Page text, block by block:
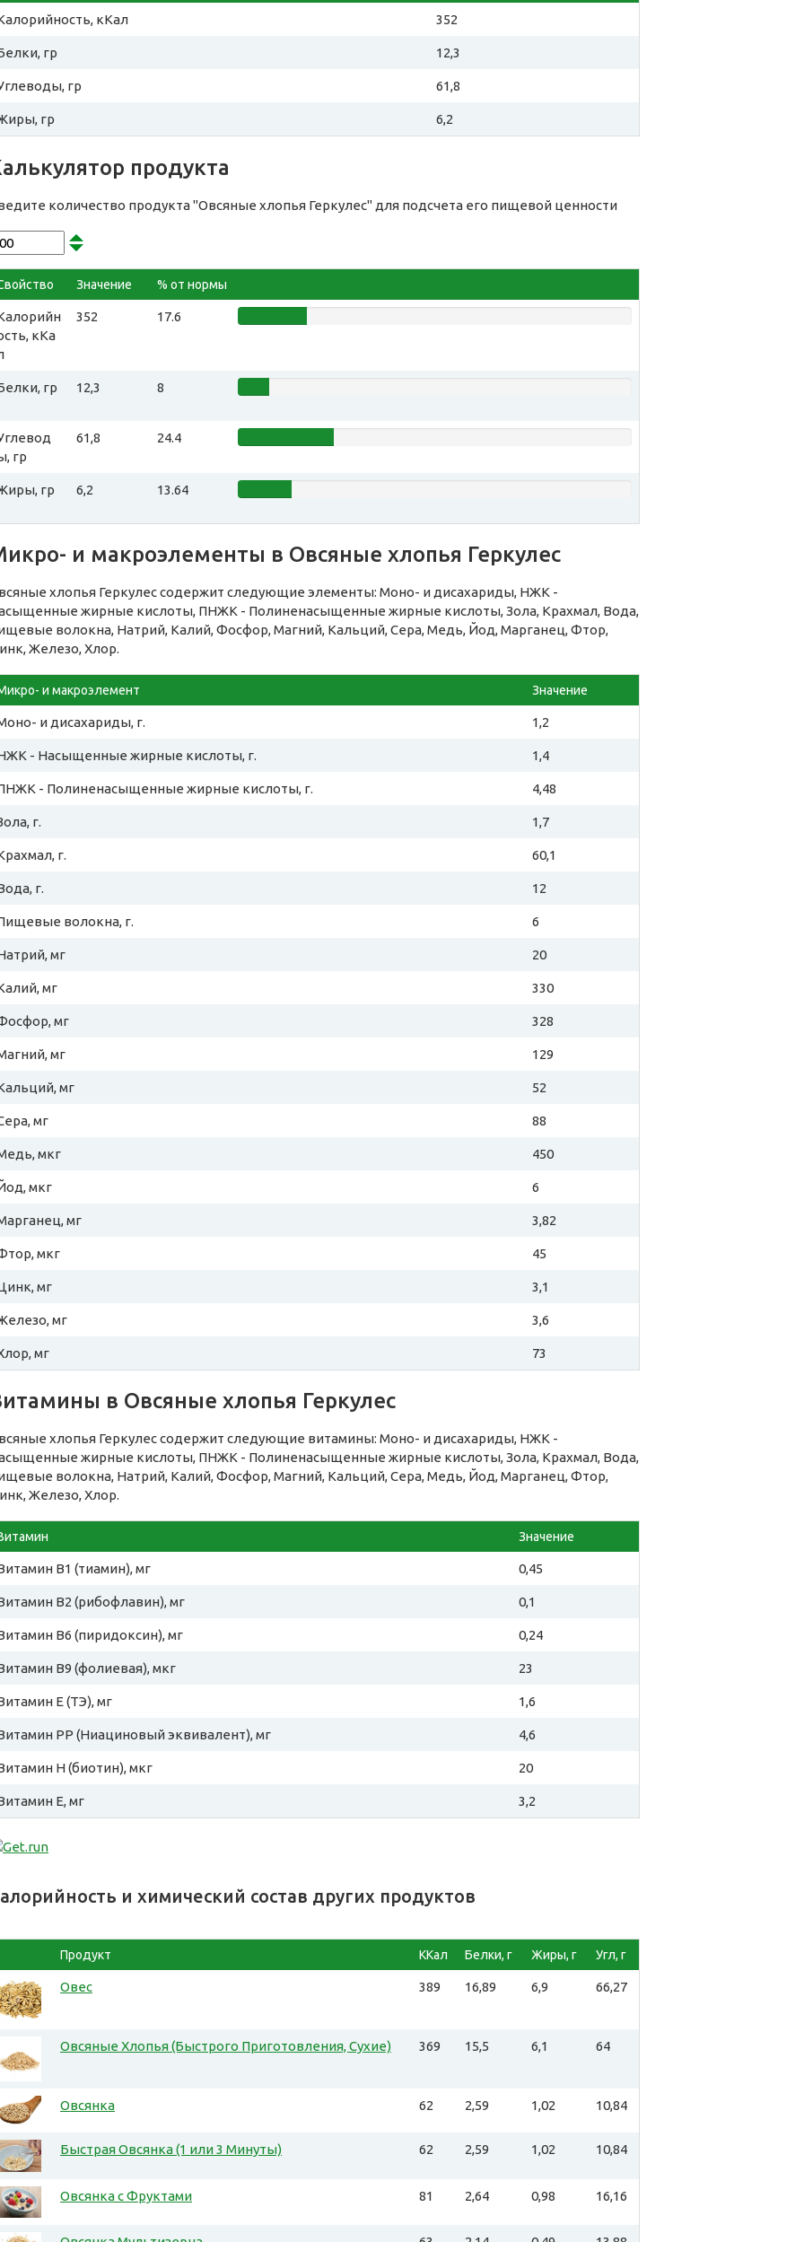
кКал 352
гр 12,3
гр 61,8
гр 6,2
продукта
количество продукта "Овсяные хлопья Геркулес" для подсчета его пищевой ценности
Значение % от нормы
кКа
352 17.6
гр 12,3 8
гр
61,8 24.4
гр 6,2 13.64
и макроэлементы в Овсяные хлопья Геркулес
хлопья Геркулес содержит следующие элементы: Моно- и дисахариды, НЖК -
жирные кислоты, ПНЖК - Полиненасыщенные жирные кислоты, Зола, Крахмал, Вода,
волокна, Натрий, Калий, Фосфор, Магний, Кальций, Сера, Медь, Йод, Марганец, Фтор,
Железо, Хлор.
и макроэлемент Значение
и дисахариды, г. 1,2
- Насыщенные жирные кислоты, г. 1,4
- Полиненасыщенные жирные кислоты, г. 4,48
г. 1,7
г. 60,1
г. 12
волокна, г. 6
мг 20
мг 330
мг 328
мг 129
мг 52
мг 88
мкг 450
мкг 6
мг 3,82
мкг 45
мг 3,1
мг 3,6
мг 73
в Овсяные хлопья Геркулес
хлопья Геркулес содержит следующие витамины: Моно- и дисахариды, НЖК -
жирные кислоты, ПНЖК - Полиненасыщенные жирные кислоты, Зола, Крахмал, Вода,
волокна, Натрий, Калий, Фосфор, Магний, Кальций, Сера, Медь, Йод, Марганец, Фтор,
Железо, Хлор.
Значение
B1 (тиамин), мг 0,45
B2 (рибофлавин), мг 0,1
B6 (пиридоксин), мг 0,24
B9 (фолиевая), мкг 23
E (ТЭ), мг 1,6
PP (Ниациновый эквивалент), мг 4,6
H (биотин), мкг 20
E, мг 3,2
и химический состав других продуктов
Продукт ККал Белки, г Жиры, г Угл, г
Овес 389 16,89 6,9 66,27
Овсяные Хлопья (Быстрого Приготовления, Сухие) 369 15,5 6,1 64
Овсянка 62 2,59 1,02 10,84
Быстрая Овсянка (1 или 3 Минуты) 62 2,59 1,02 10,84
Овсянка с Фруктами 81 2,64 0,98 16,16